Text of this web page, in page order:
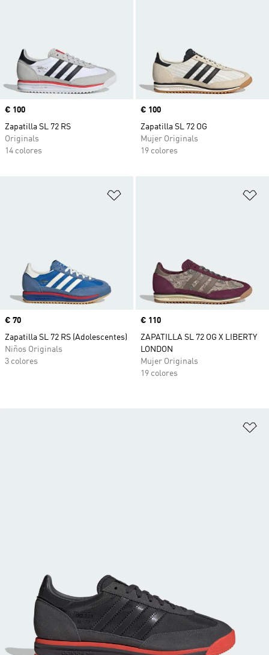
Precio
€ 100
Zapatilla SL 72 RS
Originals
14 colores
Precio
€ 100
Zapatilla SL 72 OG
Mujer Originals
19 colores
Precio
€ 70
Zapatilla SL 72 RS (Adolescentes)
Niños Originals
3 colores
Precio
€ 110
ZAPATILLA SL 72 OG X LIBERTY
LONDON
Mujer Originals
19 colores